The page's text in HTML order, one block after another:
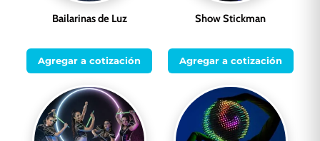
Bailarinas de Luz
Agregar a cotización
Show Stickman
Agregar a cotización